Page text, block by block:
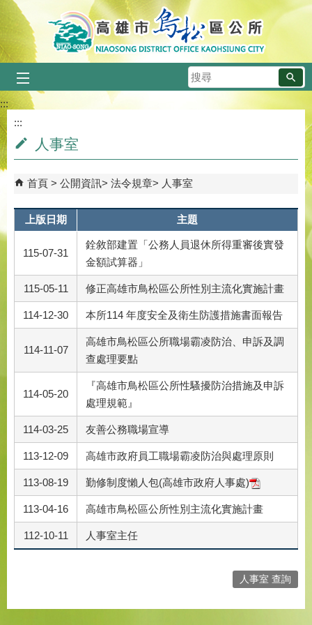
跳到主要內容區塊
搜
尋
:::
:::
人事室
首頁 公開資訊 法令規章 人事室
上版日期 主題
115-07-31
銓敘部建置「公務人員退休所得重審後實發
金額試算器」
115-05-11 修正高雄市鳥松區公所性別主流化實施計畫
114-12-30 本所114 年度安全及衛生防護措施書面報告
114-11-07
高雄市鳥松區公所職場霸凌防治、申訴及調
查處理要點
114-05-20
『高雄市鳥松區公所性騷擾防治措施及申訴
處理規範』
114-03-25 友善公務職場宣導
113-12-09 高雄市政府員工職場霸凌防治與處理原則
113-08-19 勤修制度懶人包(高雄市政府人事處)
113-04-16 高雄市鳥松區公所性別主流化實施計畫
112-10-11 人事室主任
人事室 查詢